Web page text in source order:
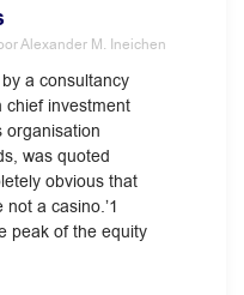
Alexander M. Ineichen
a consultancy
investment
organisation
was quoted
obvious that
a casino.’1
peak of the equity